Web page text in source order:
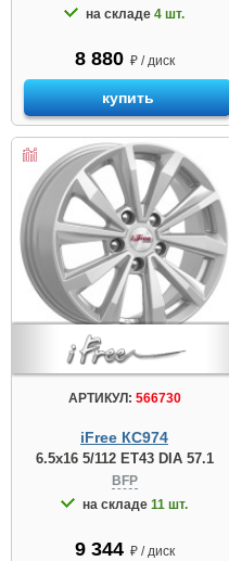
на складе 4 шт.
8 880 ₽ / диск
купить
АРТИКУЛ: 566730
iFree КС974
6.5x16 5/112 ET43 DIA 57.1
BFP
на складе 11 шт.
9 344 ₽ / диск